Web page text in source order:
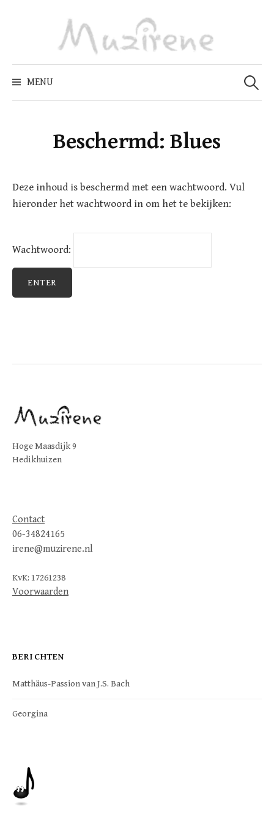
MENU
Zoeken
naar:
Beschermd: Blues
Deze inhoud is beschermd met een wachtwoord. Vul
hieronder het wachtwoord in om het te bekijken:
Wachtwoord:
Hoge Maasdijk 9
Hedikhuizen
Contact
06-34824165
irene@muzirene.nl
KvK: 17261238
Voorwaarden
BERICHTEN
Matthäus-Passion van J.S. Bach
Georgina